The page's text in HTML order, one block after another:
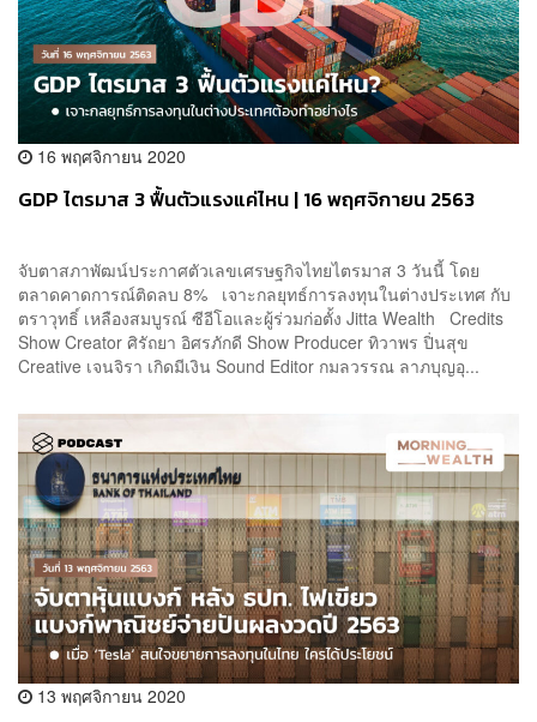
16 พฤศจิกายน 2020
GDP ไตรมาส 3 ฟื้นตัวแรงแค่ไหน | 16 พฤศจิกายน 2563
จับตาสภาพัฒน์ประกาศตัวเลขเศรษฐกิจไทยไตรมาส 3 วันนี้ โดย
ตลาดคาดการณ์ติดลบ 8% เจาะกลยุทธ์การลงทุนในต่างประเทศ กับ
ตราวุทธิ์ เหลืองสมบูรณ์ ซีอีโอและผู้ร่วมก่อตั้ง Jitta Wealth Credits
Show Creator ศิรัถยา อิศรภักดี Show Producer ทิวาพร ปิ่นสุข
Creative เจนจิรา เกิดมีเงิน Sound Editor กมลวรรณ ลาภบุญอุ...
13 พฤศจิกายน 2020